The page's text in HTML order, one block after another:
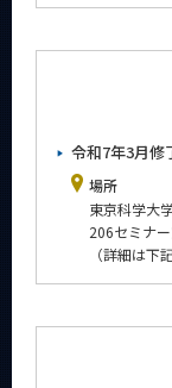
令和7年3月修
場所
東京科学大
206セミナ
（詳細は下